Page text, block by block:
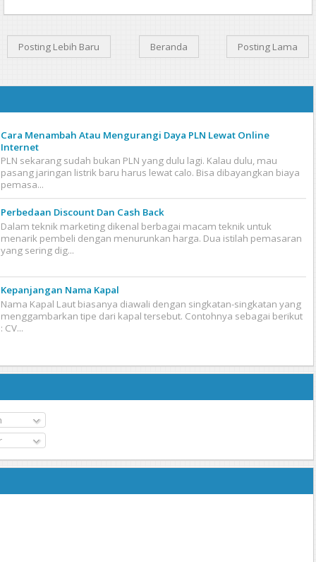
Posting Lebih Baru Posting Lama
Beranda
Cara Menambah Atau Mengurangi Daya PLN Lewat Online
Internet
PLN sekarang sudah bukan PLN yang dulu lagi. Kalau dulu, mau
pasang jaringan listrik baru harus lewat calo. Bisa dibayangkan biaya
pemasa...
Perbedaan Discount Dan Cash Back
Dalam teknik marketing dikenal berbagai macam teknik untuk
menarik pembeli dengan menurunkan harga. Dua istilah pemasaran
yang sering dig...
Kepanjangan Nama Kapal
Nama Kapal Laut biasanya diawali dengan singkatan-singkatan yang
menggambarkan tipe dari kapal tersebut. Contohnya sebagai berikut
: CV...